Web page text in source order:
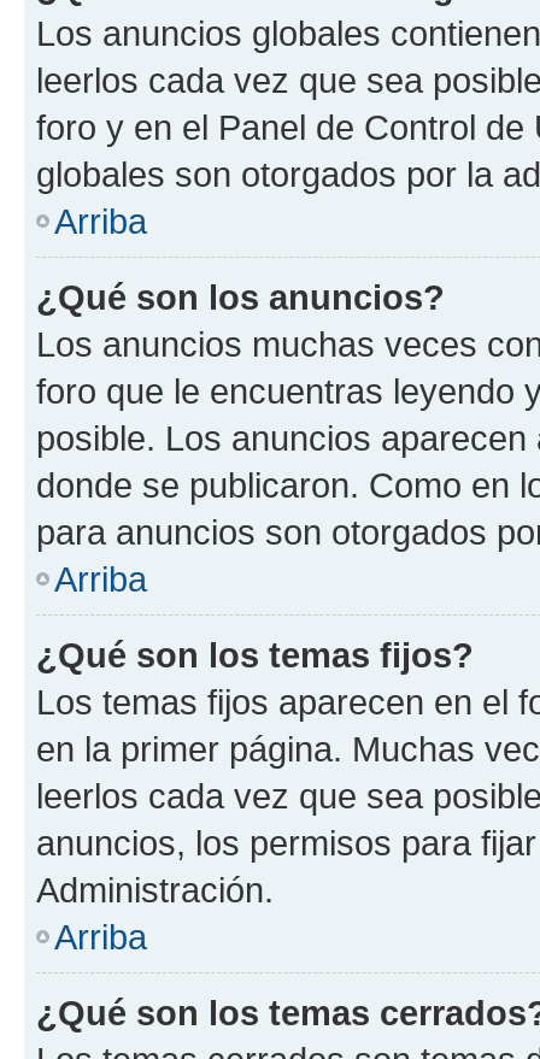
Los anuncios globales
leerlos cada vez que sea
foro y en el Panel de Control
globales son otorgados por la
Arriba
¿Qué son los anuncios?
Los anuncios muchas veces
foro que le encuentras leyendo
posible. Los anuncios
donde se publicaron. Como en
para anuncios son otorgados
Arriba
¿Qué son los temas fijos?
Los temas fijos aparecen en el
en la primer página. Muchas
leerlos cada vez que sea
anuncios, los permisos para
Administración.
Arriba
¿Qué son los temas